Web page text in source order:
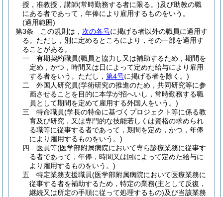
授，准教授，講師(常時勤務する者に限る。)及び助教の職
にある者であって，年俸により雇用するものをいう。
(適用範囲)
第3条
この規則は， 次の各号に掲げる者以外の職員に適用す
る。 ただし，別に定めるところにより，その一部を適用す
ることがある。
一
有期契約職員(職員と協力し又は補助するため，期間を
定め，かつ，時間又は日によって定めた給与により雇用
する者をいう。ただし， 第4号に掲げる者を除く。)
二
外国人研究員(学術研究の推進のため，共同研究等に参
画させることを目的に本学が招へいし，常時勤務する職
員として期間を定めて雇用する外国人をいう。)
三
特命職員(学長の特命に基づくプロジェクト等に係る教
育及び研究，又は専門的な技能若しくは資格の求められ
る職等に従事する者であって，期間を定め，かつ，年俸
により雇用するものをいう。)
四
医員等(医学部附属病院において専ら診療業務に従事す
る者であって，年俸，時間又は回によって定めた給与に
より雇用するものをいう。)
五
特定業務支援職員(医学部附属病院において医療業務に
従事する者を補助するため，特定の業務(主として反復，
継続又は所定の手順に従って処理するもの)及び当該業務